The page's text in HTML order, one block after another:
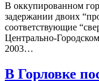
В оккупированном
задержании двоих
соответствующие
Центрально-
2003…
В Горловке